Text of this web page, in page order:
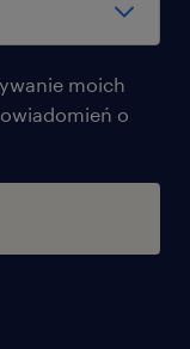
moich
o